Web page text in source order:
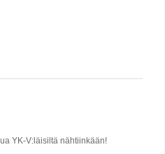
YK-V:läisiltä nähtiinkään!